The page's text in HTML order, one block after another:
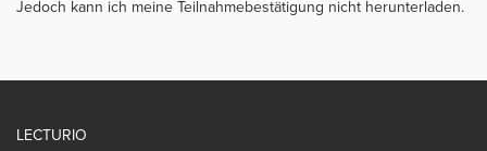
Jedoch kann ich meine Teilnahmebestätigung nicht herunterladen.
LECTURIO